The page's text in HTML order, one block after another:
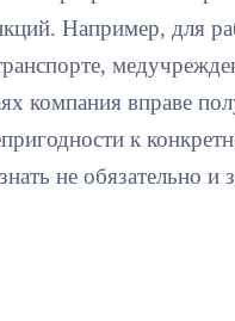
Например, для
компания вправе
к
не обязательно